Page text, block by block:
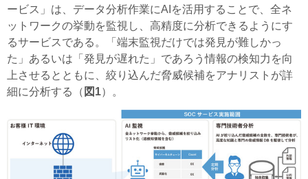
ービス」は、データ分析作業にAIを活用することで、全ネ
ットワークの挙動を監視し、高精度に分析できるようにす
るサービスである。「端末監視だけでは発見が難しかっ
た」あるいは「発見が遅れた」であろう情報の検知力を向
上させるとともに、絞り込んだ脅威候補をアナリストが詳
細に分析する（ 図1）。